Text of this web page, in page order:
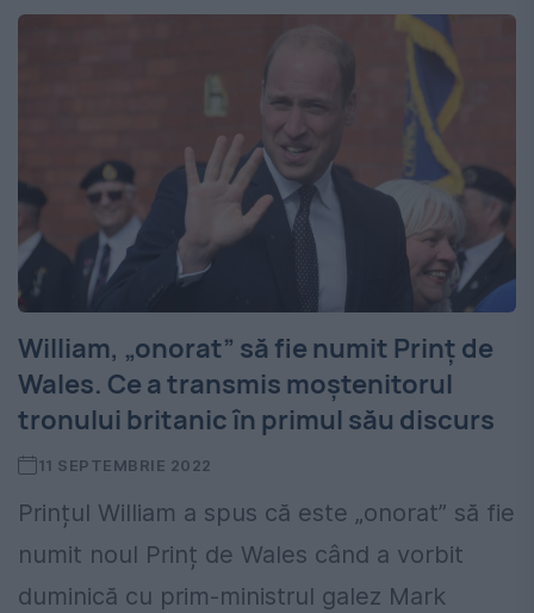
William, „onorat” să fie numit Prinț de
Wales. Ce a transmis moștenitorul
tronului britanic în primul său discurs
11 SEPTEMBRIE 2022
Prințul William a spus că este „onorat” să fie
numit noul Prinț de Wales când a vorbit
duminică cu prim-ministrul galez Mark